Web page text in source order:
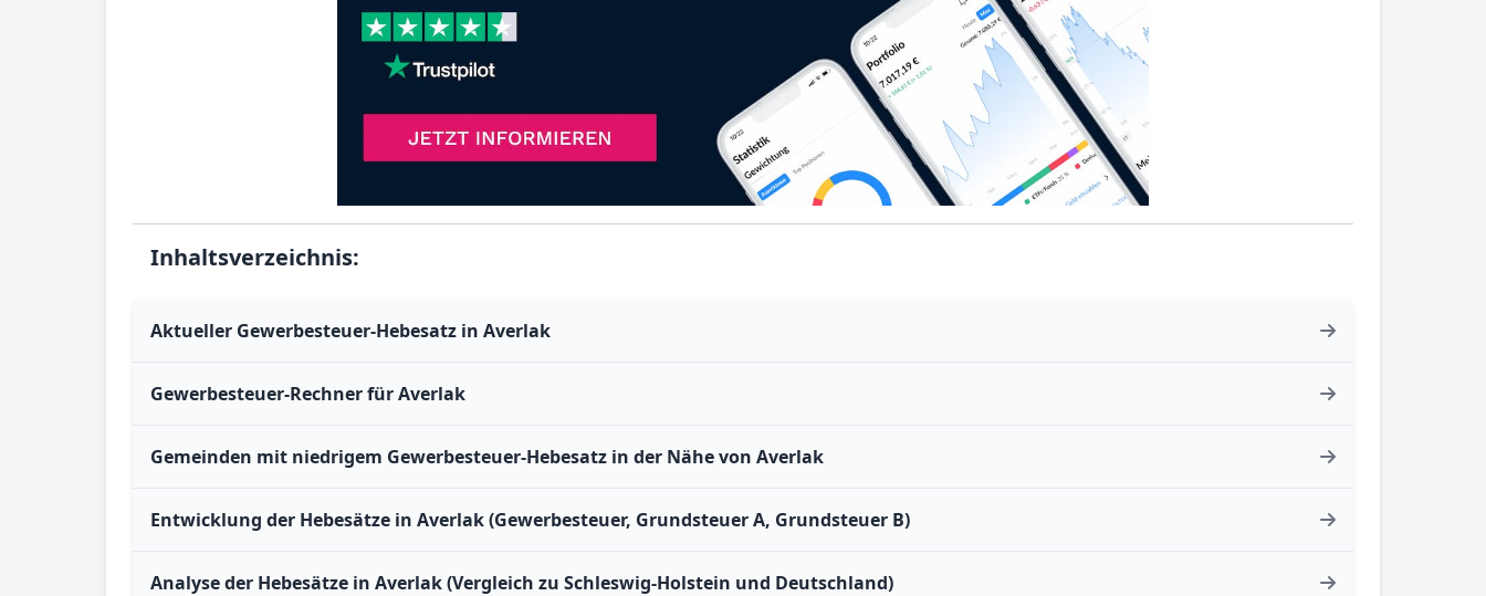
Inhaltsverzeichnis:
Aktueller Gewerbesteuer-Hebesatz in Averlak
Gewerbesteuer-Rechner für Averlak
Gemeinden mit niedrigem Gewerbesteuer-Hebesatz in der Nähe von Averlak
Entwicklung der Hebesätze in Averlak (Gewerbesteuer, Grundsteuer A, Grundsteuer B)
Analyse der Hebesätze in Averlak (Vergleich zu Schleswig-Holstein und Deutschland)